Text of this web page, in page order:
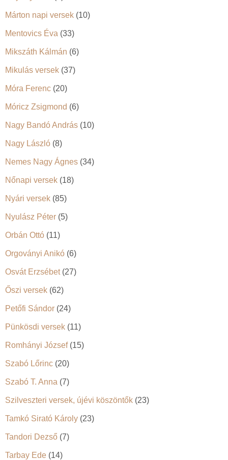
Márton napi versek (10)
Mentovics Éva (33)
Mikszáth Kálmán (6)
Mikulás versek (37)
Móra Ferenc (20)
Móricz Zsigmond (6)
Nagy Bandó András (10)
Nagy László (8)
Nemes Nagy Ágnes (34)
Nőnapi versek (18)
Nyári versek (85)
Nyulász Péter (5)
Orbán Ottó (11)
Orgoványi Anikó (6)
Osvát Erzsébet(27)
Őszi versek (62)
Petőfi Sándor (24)
Pünkösdi versek (11)
Romhányi József(15)
Szabó Lőrinc (20)
Szabó T. Anna (7)
Szilveszteri versek, újévi köszöntők (23)
Tamkó Sirató Károly (23)
Tandori Dezső (7)
Tarbay Ede (14)